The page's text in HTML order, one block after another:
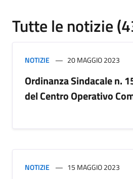
Tutte le notizie
NOTIZIE 20 MAGGIO 2023
Ordinanza Sindacale n.
del Centro Operativo
NOTIZIE 15 MAGGIO 2023